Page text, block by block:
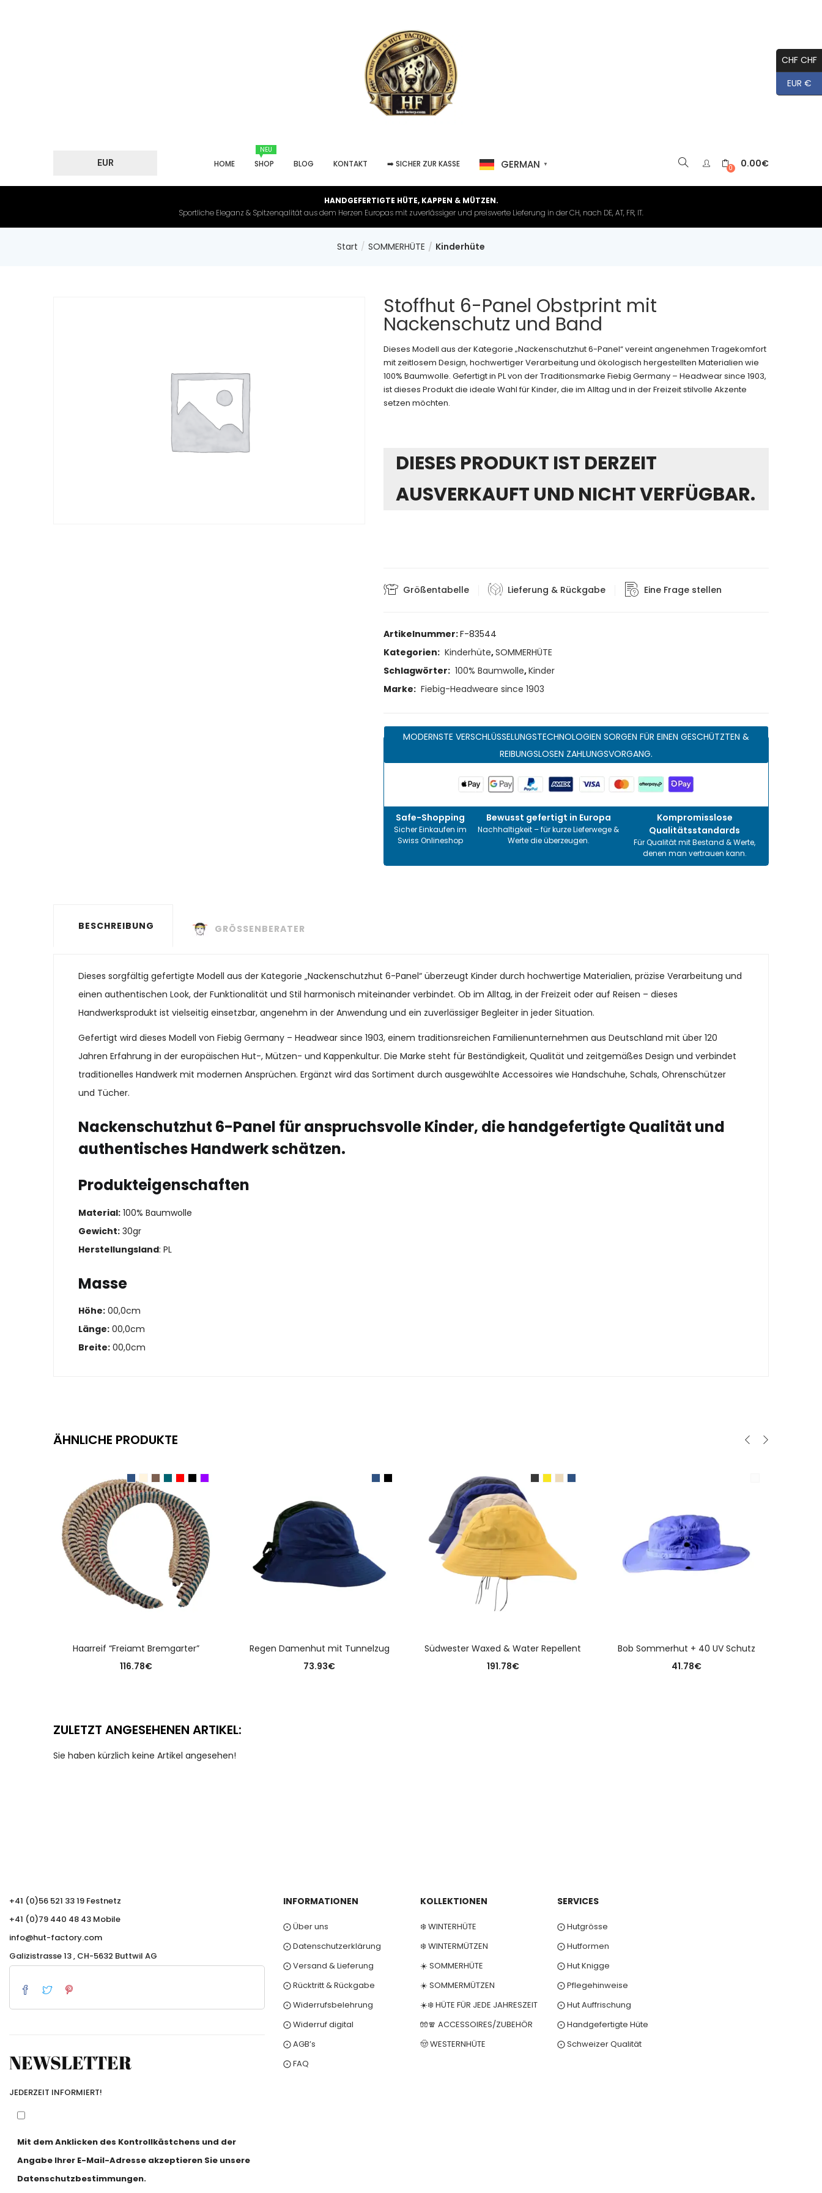
EUR HOME
NEU
SHOP BLOG KONTAKT ➡️ SICHER ZUR KASSE GERMAN ▼ 0 0.00€
HANDGEFERTIGTE HÜTE, KAPPEN & MÜTZEN.
Sportliche Eleganz & Spitzenqalität aus dem Herzen Europas mit zuverlässiger und preiswerte Lieferung in der CH, nach DE, AT, FR, IT.
Start SOMMERHÜTE Kinderhüte
Stoffhut 6-Panel Obstprint mit
Nackenschutz und Band
Dieses Modell aus der Kategorie „Nackenschutzhut 6-Panel“ vereint angenehmen Tragekomfort
mit zeitlosem Design, hochwertiger Verarbeitung und ökologisch hergestellten Materialien wie
100% Baumwolle. Gefertigt in PL von der Traditionsmarke Fiebig Germany – Headwear since 1903,
ist dieses Produkt die ideale Wahl für Kinder, die im Alltag und in der Freizeit stilvolle Akzente
setzen möchten.
DIESES PRODUKT IST DERZEIT
AUSVERKAUFT UND NICHT VERFÜGBAR.
Größentabelle Lieferung & Rückgabe Eine Frage stellen
Artikelnummer:F-83544
Kategorien: Kinderhüte,SOMMERHÜTE
Schlagwörter: 100% Baumwolle,Kinder
Marke: Fiebig-Headweare since 1903
MODERNSTE VERSCHLÜSSELUNGSTECHNOLOGIEN SORGEN FÜR EINEN GESCHÜTZTEN &
REIBUNGSLOSEN ZAHLUNGSVORGANG.
Safe-Shopping
Sicher Einkaufen im
Swiss Onlineshop
Bewusst gefertigt in Europa
Nachhaltigkeit – für kurze Lieferwege &
Werte die überzeugen.
Kompromisslose
Qualitätsstandards
Für Qualität mit Bestand & Werte,
denen man vertrauen kann.
BESCHREIBUNG GRÖSSENBERATER
Dieses sorgfältig gefertigte Modell aus der Kategorie „Nackenschutzhut 6-Panel“ überzeugt Kinder durch hochwertige Materialien, präzise Verarbeitung und
einen authentischen Look, der Funktionalität und Stil harmonisch miteinander verbindet. Ob im Alltag, in der Freizeit oder auf Reisen – dieses
Handwerksprodukt ist vielseitig einsetzbar, angenehm in der Anwendung und ein zuverlässiger Begleiter in jeder Situation.
Gefertigt wird dieses Modell von Fiebig Germany – Headwear since 1903, einem traditionsreichen Familienunternehmen aus Deutschland mit über 120
Jahren Erfahrung in der europäischen Hut-, Mützen- und Kappenkultur. Die Marke steht für Beständigkeit, Qualität und zeitgemäßes Design und verbindet
traditionelles Handwerk mit modernen Ansprüchen. Ergänzt wird das Sortiment durch ausgewählte Accessoires wie Handschuhe, Schals, Ohrenschützer
und Tücher.
Nackenschutzhut 6-Panel für anspruchsvolle Kinder, die handgefertigte Qualität und
authentisches Handwerk schätzen.
Produkteigenschaften
Material: 100% Baumwolle
Gewicht: 30gr
Herstellungsland: PL
Masse
Höhe: 00,0cm
Länge: 00,0cm
Breite: 00,0cm
ÄHNLICHE PRODUKTE
Haarreif “Freiamt Bremgarter”
116.78€
Regen Damenhut mit Tunnelzug
73.93€
Südwester Waxed & Water Repellent
191.78€
Bob Sommerhut + 40 UV Schutz
41.78€
ZULETZT ANGESEHENEN ARTIKEL:
Sie haben kürzlich keine Artikel angesehen!
+41 (0)56 521 33 19 Festnetz
+41 (0)79 440 48 43 Mobile
info@hut-factory.com
Galizistrasse 13 , CH-5632 Buttwil AG
NEWSLETTER
JEDERZEIT INFORMIERT!
Mit dem Anklicken des Kontrollkästchens und der
Angabe Ihrer E-Mail-Adresse akzeptieren Sie unsere
Datenschutzbestimmungen.
INFORMATIONEN
⨀ Über uns
⨀ Datenschutzerklärung
⨀ Versand & Lieferung
⨀ Rücktritt & Rückgabe
⨀ Widerrufsbelehrung
⨀ Widerruf digital
⨀ AGB’s
⨀ FAQ
KOLLEKTIONEN
❄️ WINTERHÜTE
❄️ WINTERMÜTZEN
☀️ SOMMERHÜTE
☀️ SOMMERMÜTZEN
☀️❄️ HÜTE FÜR JEDE JAHRESZEIT
🧤🧣 ACCESSOIRES/ZUBEHÖR
🤠 WESTERNHÜTE
SERVICES
⨀ Hutgrösse
⨀ Hutformen
⨀ Hut Knigge
⨀ Pflegehinweise
⨀ Hut Auffrischung
⨀ Handgefertigte Hüte
⨀ Schweizer Qualität
CHF CHF
EUR €